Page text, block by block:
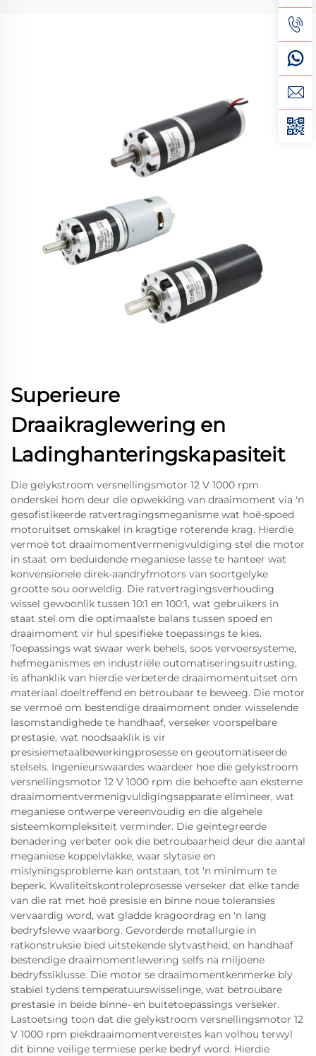
Superieure
Draaikraglewering en
Ladinghanteringskapasiteit
Die gelykstroom versnellingsmotor 12 V 1000 rpm
onderskei hom deur die opwekking van draaimoment via 'n
gesofistikeerde ratvertragingsmeganisme wat hoë-spoed
motoruitset omskakel in kragtige roterende krag. Hierdie
vermoë tot draaimomentvermenigvuldiging stel die motor
in staat om beduidende meganiese lasse te hanteer wat
konvensionele direk-aandryfmotors van soortgelyke
grootte sou oorweldig. Die ratvertragingsverhouding
wissel gewoonlik tussen 10:1 en 100:1, wat gebruikers in
staat stel om die optimaalste balans tussen spoed en
draaimoment vir hul spesifieke toepassings te kies.
Toepassings wat swaar werk behels, soos vervoersysteme,
hefmeganismes en industriële outomatiseringsuitrusting,
is afhanklik van hierdie verbeterde draaimomentuitset om
materiaal doeltreffend en betroubaar te beweeg. Die motor
se vermoë om bestendige draaimoment onder wisselende
lasomstandighede te handhaaf, verseker voorspelbare
prestasie, wat noodsaaklik is vir
presisiemetaalbewerkingprosesse en geoutomatiseerde
stelsels. Ingenieurswaardes waardeer hoe die gelykstroom
versnellingsmotor 12 V 1000 rpm die behoefte aan eksterne
draaimomentvermenigvuldigingsapparate elimineer, wat
meganiese ontwerpe vereenvoudig en die algehele
sisteemkompleksiteit verminder. Die geïntegreerde
benadering verbeter ook die betroubaarheid deur die aantal
meganiese koppelvlakke, waar slytasie en
mislyningsprobleme kan ontstaan, tot 'n minimum te
beperk. Kwaliteitskontroleprosesse verseker dat elke tande
van die rat met hoë presisie en binne noue toleransies
vervaardig word, wat gladde kragoordrag en 'n lang
bedryfslewe waarborg. Gevorderde metallurgie in
ratkonstruksie bied uitstekende slytvastheid, en handhaaf
bestendige draaimomentlewering selfs na miljoene
bedryfssiklusse. Die motor se draaimomentkenmerke bly
stabiel tydens temperatuurswisselinge, wat betroubare
prestasie in beide binne- en buitetoepassings verseker.
Lastoetsing toon dat die gelykstroom versnellingsmotor 12
V 1000 rpm piekdraaimomentvereistes kan volhou terwyl
dit binne veilige termiese perke bedryf word. Hierdie